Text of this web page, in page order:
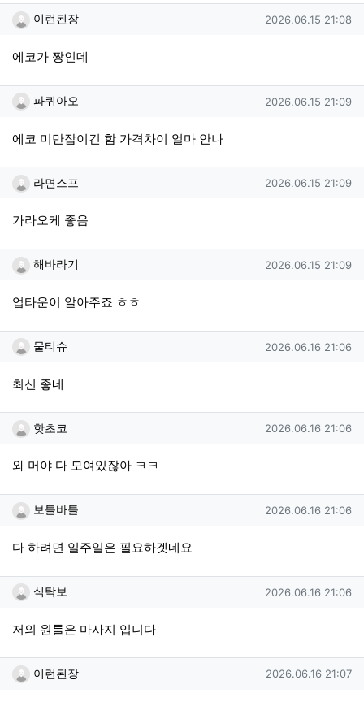
이런된장님의 댓글
이런된장 작성일
2026.06.15 21:08
에코가 짱인데
파퀴아오님의 댓글
파퀴아오 작성일
2026.06.15 21:09
에코 미만잡이긴 함 가격차이 얼마 안나
라면스프님의 댓글
라면스프 작성일
2026.06.15 21:09
가라오케 좋음
해바라기님의 댓글
해바라기 작성일
2026.06.15 21:09
업타운이 알아주죠 ㅎㅎ
물티슈님의 댓글
물티슈 작성일
2026.06.16 21:06
최신 좋네
핫초코님의 댓글
핫초코 작성일
2026.06.16 21:06
와 머야 다 모여있잖아 ㅋㅋ
보틀바틀님의 댓글
보틀바틀 작성일
2026.06.16 21:06
다 하려면 일주일은 필요하겟네요
식탁보님의 댓글
식탁보 작성일
2026.06.16 21:06
저의 원툴은 마사지 입니다
이런된장님의 댓글
이런된장 작성일
2026.06.16 21:07